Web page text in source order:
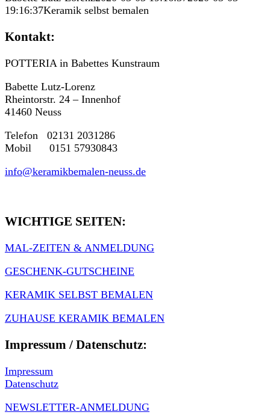
19:16:37Keramik selbst bemalen
Kontakt:
POTTERIA in Babettes Kunstraum
Babette Lutz-Lorenz
Rheintorstr. 24 – Innenhof
41460 Neuss
Telefon 02131 2031286
Mobil 0151 57930843
info@keramikbemalen-neuss.de
WICHTIGE SEITEN:
MAL-ZEITEN & ANMELDUNG
GESCHENK-GUTSCHEINE
KERAMIK SELBST BEMALEN
ZUHAUSE KERAMIK BEMALEN
Impressum / Datenschutz:
Impressum
Datenschutz
NEWSLETTER-ANMELDUNG